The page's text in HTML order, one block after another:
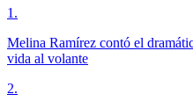
1 .
Melina Ramírez contó el
vida al volante
2.